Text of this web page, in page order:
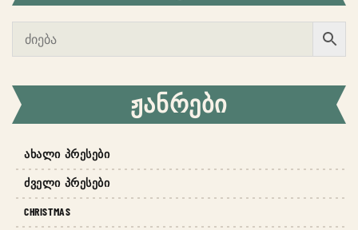
ᲟᲐᲜᲠᲔᲑᲘ
ᲐᲮᲐᲚᲘ ᲞᲠᲔᲡᲔᲑᲘ
ᲫᲕᲔᲚᲘ ᲞᲠᲔᲡᲔᲑᲘ
CHRISTMAS